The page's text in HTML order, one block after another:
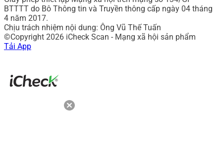
BTTTT do Bô Thông tin và Truyền thông cấp ngày 04 tháng
4 năm 2017.
Chịu trách nhiệm nội dung: Ông Vũ Thế Tuấn
©Copyright 2026 iCheck Scan - Mạng xã hội sản phẩm
Tải App